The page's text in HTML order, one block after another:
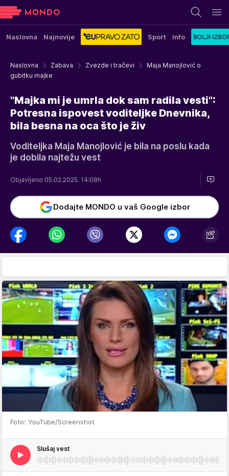
Naslovna Najnovije Sport Info
Naslovna Zabava Zvezde i tračevi
Maja Manojlović o
gubitku majke
"Majka mi je umrla dok sam radila vesti":
Potresna ispovest voditeljke Dnevnika,
bila besna na oca što je živ
Voditeljka Maja Manojlović je bila na poslu kada
je dobila najtežu vest
Objavljeno 05.02.2025. 14:08h
Dodajte MONDO u vaš Google izbor
Foto: YouTube/Screenshot
Slušaj vest